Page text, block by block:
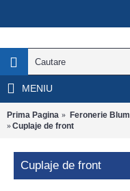
MENIU
Prima Pagina Feronerie Blum
Cuplaje de front
Cuplaje de front